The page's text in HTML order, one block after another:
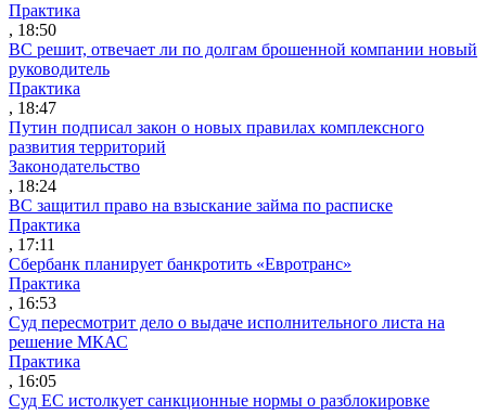
Практика
, 18:50
ВС решит, отвечает ли по долгам брошенной компании новый
руководитель
Практика
, 18:47
Путин подписал закон о новых правилах комплексного
развития территорий
Законодательство
, 18:24
ВС защитил право на взыскание займа по расписке
Практика
, 17:11
Сбербанк планирует банкротить «Евротранс»
Практика
, 16:53
Суд пересмотрит дело о выдаче исполнительного листа на
решение МКАС
Практика
, 16:05
Суд ЕС истолкует санкционные нормы о разблокировке